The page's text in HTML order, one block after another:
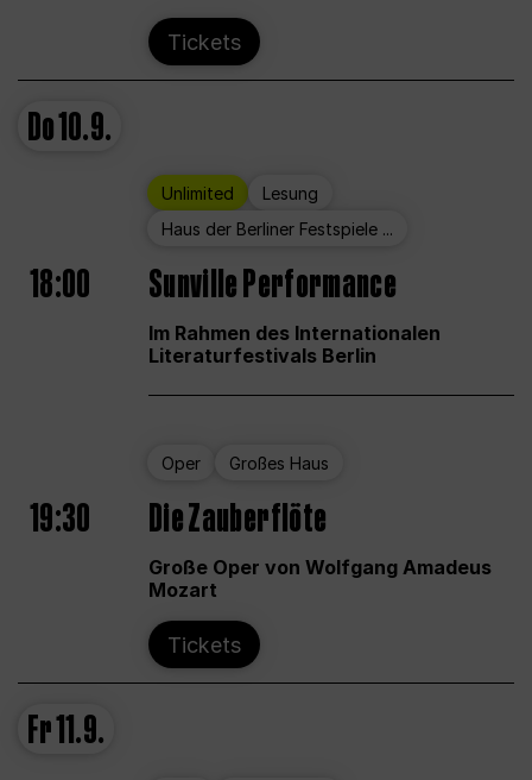
Tickets
Do10.9.
Unlimited
Lesung
Haus der Berliner Festspiele ...
18:00 Sunville Performance
Im Rahmen des Internationalen
Literaturfestivals Berlin
Oper Großes Haus
19:30 Die Zauberflöte
Große Oper von Wolfgang Amadeus
Mozart
Tickets
Fr11.9.